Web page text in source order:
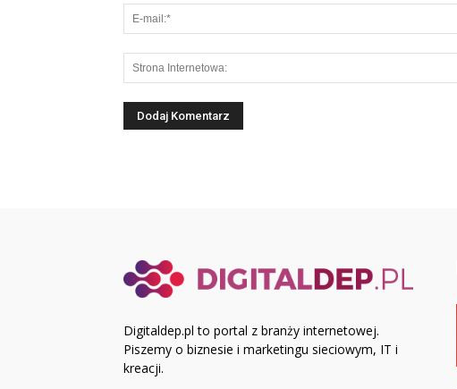
Digitaldep.pl to portal z branży internetowej.
Piszemy o biznesie i marketingu sieciowym, IT i
kreacji.